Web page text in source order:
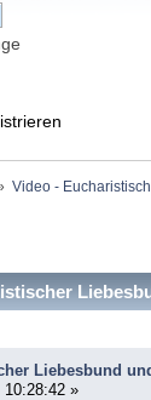
Video -
Liebesbund
10:28:42 »